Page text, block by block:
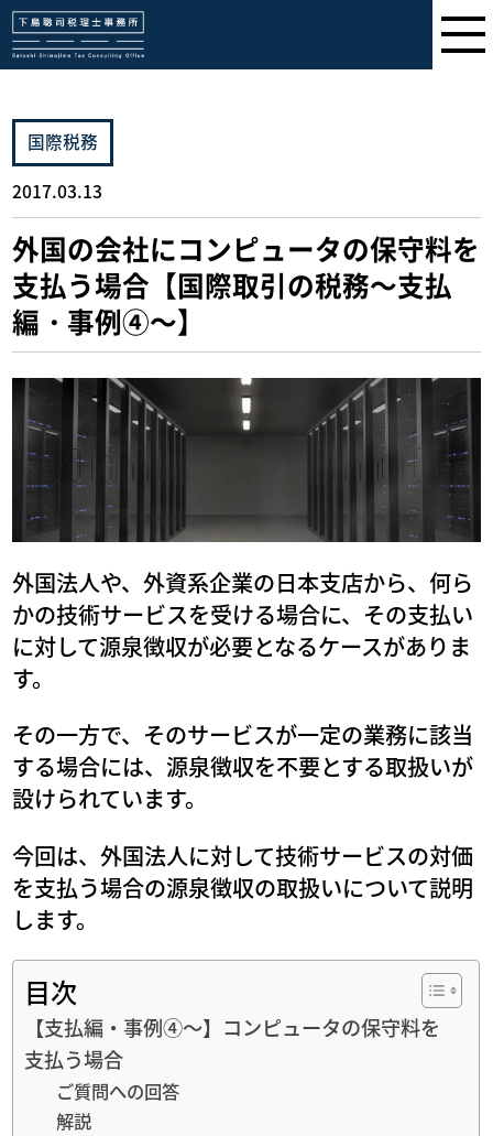
国際税務
2017.03.13
外国の会社にコンピュータの保守料を
支払う場合【国際取引の税務～支払
編・事例④～】
外国法人や、外資系企業の日本支店から、何ら
かの技術サービスを受ける場合に、その支払い
に対して源泉徴収が必要となるケースがありま
す。
その一方で、そのサービスが一定の業務に該当
する場合には、源泉徴収を不要とする取扱いが
設けられています。
今回は、外国法人に対して技術サービスの対価
を支払う場合の源泉徴収の取扱いについて説明
します。
目次
【支払編・事例④～】コンピュータの保守料を
支払う場合
ご質問への回答
解説